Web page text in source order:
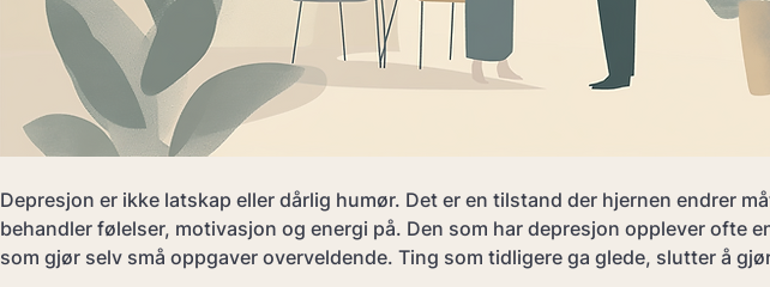
Depresjon er ikke latskap eller dårlig humør. Det er en tilstand der hjernen endrer
behandler følelser, motivasjon og energi på. Den som har depresjon opplever ofte
som gjør selv små oppgaver overveldende. Ting som tidligere ga glede, slutter å